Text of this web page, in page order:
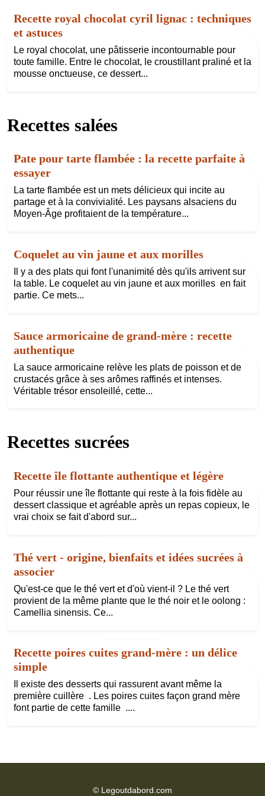
Recette royal chocolat cyril lignac : techniques
et astuces
Le royal chocolat, une pâtisserie incontournable pour
toute famille. Entre le chocolat, le croustillant praliné et la
mousse onctueuse, ce dessert...
Recettes salées
Pate pour tarte flambée : la recette parfaite à
essayer
La tarte flambée est un mets délicieux qui incite au
partage et à la convivialité. Les paysans alsaciens du
Moyen-Âge profitaient de la température...
Coquelet au vin jaune et aux morilles
Il y a des plats qui font l'unanimité dès qu'ils arrivent sur
la table. Le coquelet au vin jaune et aux morilles en fait
partie. Ce mets...
Sauce armoricaine de grand-mère : recette
authentique
La sauce armoricaine relève les plats de poisson et de
crustacés grâce à ses arômes raffinés et intenses.
Véritable trésor ensoleillé, cette...
Recettes sucrées
Recette île flottante authentique et légère
Pour réussir une île flottante qui reste à la fois fidèle au
dessert classique et agréable après un repas copieux, le
vrai choix se fait d'abord sur...
Thé vert - origine, bienfaits et idées sucrées à
associer
Qu'est-ce que le thé vert et d'où vient-il ? Le thé vert
provient de la même plante que le thé noir et le oolong :
Camellia sinensis. Ce...
Recette poires cuites grand-mère : un délice
simple
Il existe des desserts qui rassurent avant même la
première cuillère . Les poires cuites façon grand mère
font partie de cette famille ....
© Legoutdabord.com